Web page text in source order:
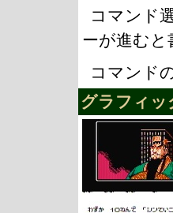
コマンド
ーが進むと
コマンド
グラフィッ